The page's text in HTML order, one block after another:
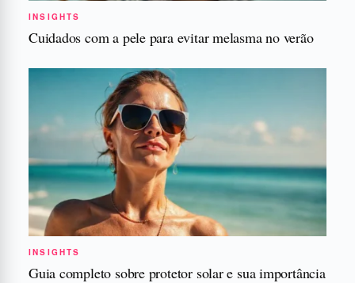
INSIGHTS
Cuidados com a pele para evitar melasma no verão
INSIGHTS
Guia completo sobre protetor solar e sua importância